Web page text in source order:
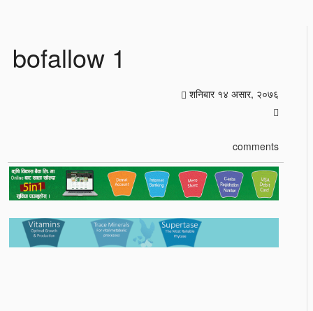
bofallow 1
शनिबार १४ असार, २०७६
comments